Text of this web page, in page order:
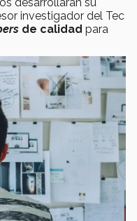
investigador del Tec
de calidad para